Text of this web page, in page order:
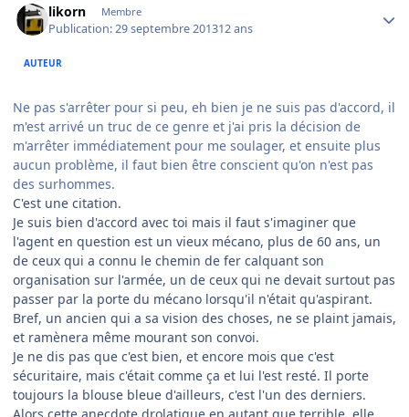
likorn Membre
Publication:29 septembre 201312 ans
AUTEUR
Ne pas s'arrêter pour si peu, eh bien je ne suis pas d'accord, il
m'est arrivé un truc de ce genre et j'ai pris la décision de
m'arrêter immédiatement pour me soulager, et ensuite plus
aucun problème, il faut bien être conscient qu'on n'est pas
des surhommes.
C'est une citation.
Je suis bien d'accord avec toi mais il faut s'imaginer que
l'agent en question est un vieux mécano, plus de 60 ans, un
de ceux qui a connu le chemin de fer calquant son
organisation sur l'armée, un de ceux qui ne devait surtout pas
passer par la porte du mécano lorsqu'il n'était qu'aspirant.
Bref, un ancien qui a sa vision des choses, ne se plaint jamais,
et ramènera même mourant son convoi.
Je ne dis pas que c'est bien, et encore mois que c'est
sécuritaire, mais c'était comme ça et lui l'est resté. Il porte
toujours la blouse bleue d'ailleurs, c'est l'un des derniers.